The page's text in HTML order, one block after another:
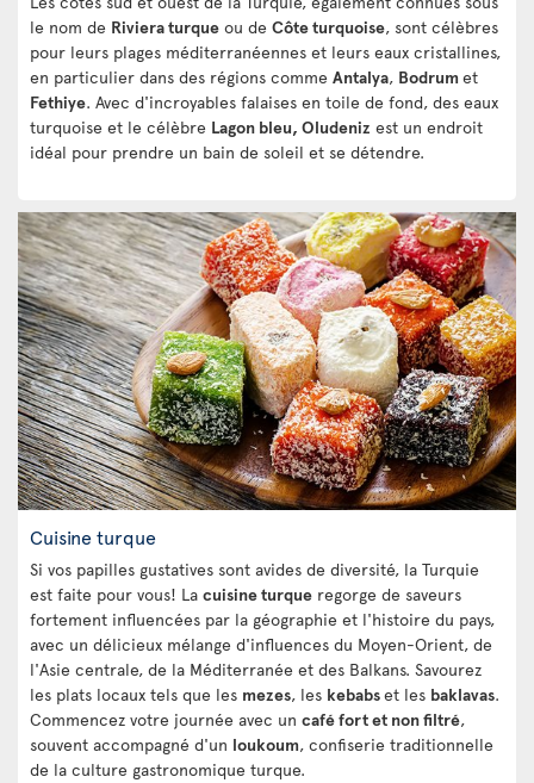
le nom de Riviera turque ou de Côte turquoise, sont célèbres
pour leurs plages méditerranéennes et leurs eaux cristallines,
en particulier dans des régions comme Antalya, Bodrum et
Fethiye. Avec d'incroyables falaises en toile de fond, des eaux
turquoise et le célèbre Lagon bleu, Oludeniz est un endroit
idéal pour prendre un bain de soleil et se détendre.
Cuisine turque
Si vos papilles gustatives sont avides de diversité, la Turquie
est faite pour vous! La cuisine turque regorge de saveurs
fortement influencées par la géographie et l'histoire du pays,
avec un délicieux mélange d'influences du Moyen-Orient, de
l'Asie centrale, de la Méditerranée et des Balkans. Savourez
les plats locaux tels que les mezes, les kebabset les baklavas.
Commencez votre journée avec un café fort et non filtré,
souvent accompagné d'un loukoum, confiserie traditionnelle
de la culture gastronomique turque.